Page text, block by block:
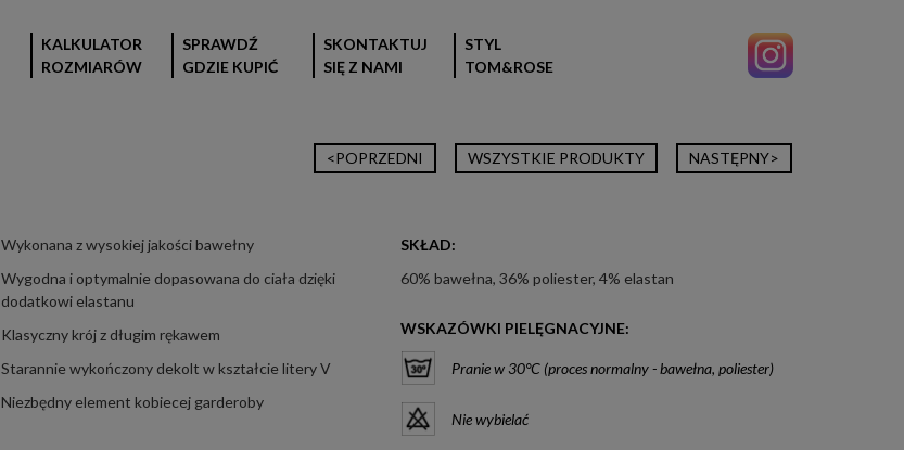
KALKULATOR
ROZMIARÓW
SPRAWDŹ
GDZIE KUPIĆ
SKONTAKTUJ
SIĘ Z NAMI
STYL
TOM&ROSE
<POPRZEDNI WSZYSTKIE PRODUKTY NASTĘPNY>
Wykonana z wysokiej jakości bawełny
Wygodna i optymalnie dopasowana do ciała dzięki
dodatkowi elastanu
Klasyczny krój z długim rękawem
Starannie wykończony dekolt w kształcie litery V
Niezbędny element kobiecej garderoby
SKŁAD:
60% bawełna, 36% poliester, 4% elastan
WSKAZÓWKI PIELĘGNACYJNE:
Pranie w 30°C (proces normalny - bawełna, poliester)
Nie wybielać